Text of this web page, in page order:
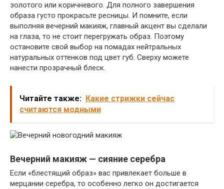
золотого или коричневого. Для полного завершения
образа густо прокрасьте ресницы. И помните, если
выполняя вечерний макияж, главный акцент вы сделали
на глаза, то не стоит перегружать образ. Поэтому
остановите свой выбор на помадах нейтральных
натуральных оттенков под цвет губ. Сверху можете
нанести прозрачный блеск.
Читайте также: Какие стрижки сейчас
считаются модными
Вечерний макияж — сияние серебра
Если «блестящий образ» вас привлекает больше в
мерцании серебра, то особенно легко он достигается